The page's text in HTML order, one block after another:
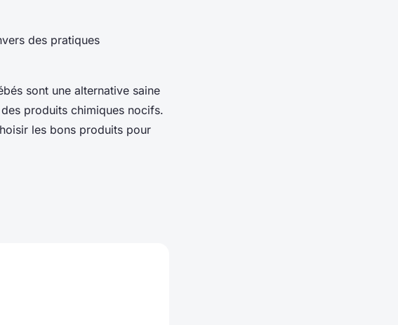
des pratiques
sont une alternative saine
produits chimiques nocifs.
les bons produits pour